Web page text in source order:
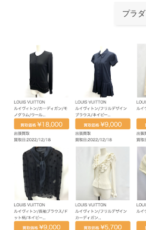
プラダ